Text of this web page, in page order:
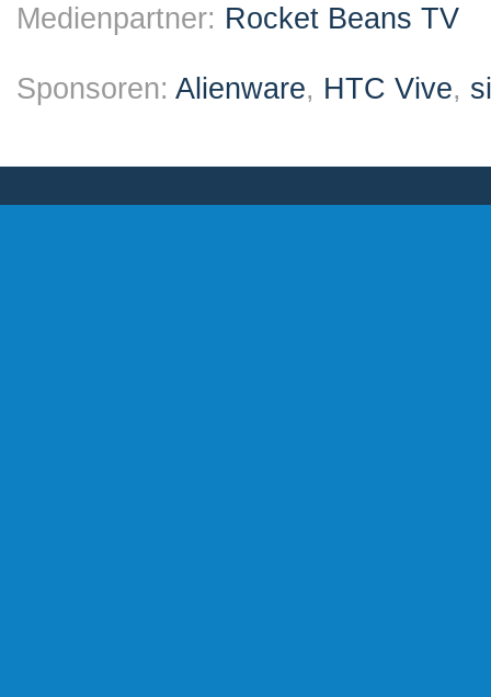
Medienpartner: Rocket Beans TV
Sponsoren: Alienware, HTC Vive,